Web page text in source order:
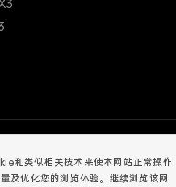
和类似相关技术来使本网站正常操作
及优化您的浏览体验。继续浏览该网